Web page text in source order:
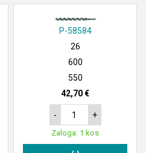
P-58584
26
600
550
42,70 €
- +
Zaloga: 1 kos